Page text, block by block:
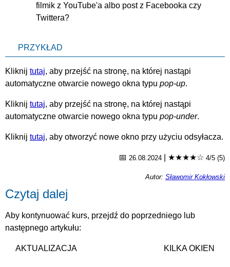
filmik z YouTube'a albo post z Facebooka czy
Twittera?
PRZYKŁAD
Kliknij tutaj, aby przejść na stronę, na której nastąpi
automatyczne otwarcie nowego okna typu pop-up.
Kliknij tutaj, aby przejść na stronę, na której nastąpi
automatyczne otwarcie nowego okna typu pop-under.
Kliknij tutaj, aby otworzyć nowe okno przy użyciu odsyłacza.
📅 26.08.2024 ★★★★☆ 4/5 (5)
Autor: Sławomir Kokłowski
Czytaj dalej
Aby kontynuować kurs, przejdź do poprzedniego lub
następnego artykułu:
AKTUALIZACJA KILKA OKIEN